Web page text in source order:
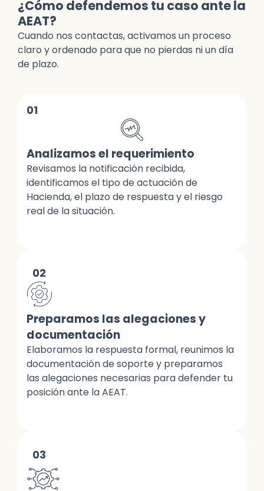
¿Cómo defendemos tu caso ante la
AEAT?
Cuando nos contactas, activamos un proceso
claro y ordenado para que no pierdas ni un día
de plazo.
01
Analizamos el requerimiento
Revisamos la notificación recibida,
identificamos el tipo de actuación de
Hacienda, el plazo de respuesta y el riesgo
real de la situación.
02
Preparamos las alegaciones y
documentación
Elaboramos la respuesta formal, reunimos la
documentación de soporte y preparamos
las alegaciones necesarias para defender tu
posición ante la AEAT.
03